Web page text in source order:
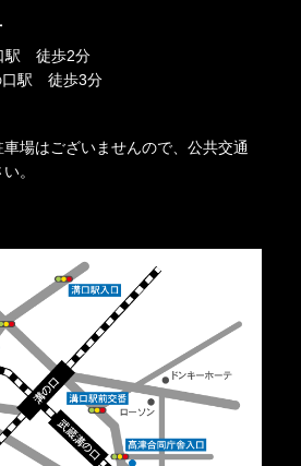
駅 徒歩2分
口駅 徒歩3分
場はございませんので、公共交通
。